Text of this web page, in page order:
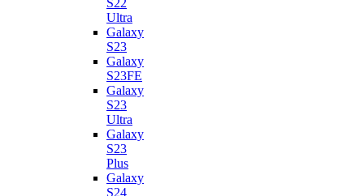
S22
Ultra
Galaxy
S23
Galaxy
S23FE
Galaxy
S23
Ultra
Galaxy
S23
Plus
Galaxy
S24